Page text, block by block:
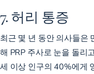
7. 허리 통증
최근 몇 년 동안 의사들은
해 PRP 주사로 눈을 돌리
세 이상 인구의 40%에게